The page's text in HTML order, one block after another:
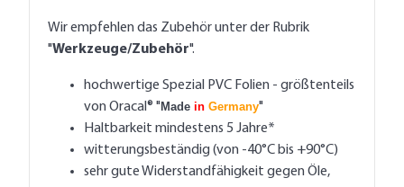
Wir empfehlen das Zubehör unter der Rubrik
"Werkzeuge/Zubehör".
hochwertige Spezial PVC Folien - größtenteils
von Oracal® " Made in Germany"
Haltbarkeit mindestens 5 Jahre*
witterungsbeständig (von -40°C bis +90°C)
sehr gute Widerstandfähigkeit gegen Öle,